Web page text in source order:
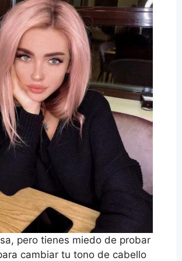
pero tienes miedo de probar
cambiar tu tono de cabello